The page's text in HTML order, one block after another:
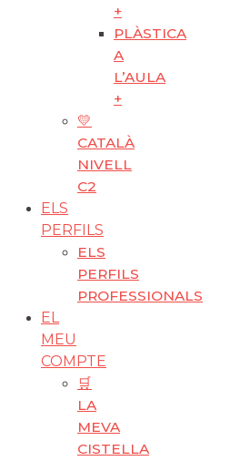
+
PLÀSTICA
A
L’AULA
+
💛
CATALÀ
NIVELL
C2
ELS
PERFILS
ELS
PERFILS
PROFESSIONALS
EL
MEU
COMPTE
🛒
LA
MEVA
CISTELLA